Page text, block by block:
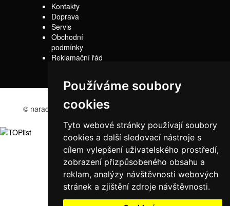
Používáme soubory
cookies
Tyto webové stránky používají soubory
cookies a další sledovací nástroje s
cílem vylepšení uživatelského prostředí,
zobrazení přizpůsobeného obsahu a
reklam, analýzy návštěvnosti webových
stránek a zjištění zdroje návštěvnosti.
Kontakty
Doprava
Servis
Obchodní
podmínky
Reklamační řád
© naradi-bd.cz 2016